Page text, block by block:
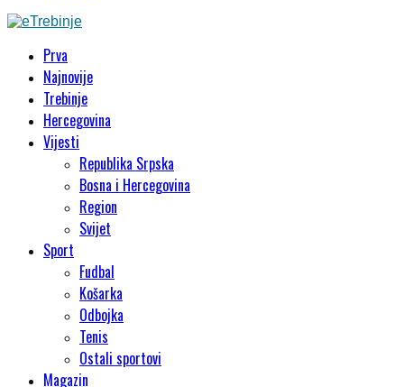
Prva
Najnovije
Trebinje
Hercegovina
Vijesti
Republika Srpska
Bosna i Hercegovina
Region
Svijet
Sport
Fudbal
Košarka
Odbojka
Tenis
Ostali sportovi
Magazin